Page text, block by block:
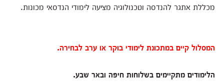
מכללת אתגר להנדסה וטכנולוגיה מציעה לימודי הנדסאי מכונות.
המסלול קיים במתכונת לימודי בוקר או ערב לבחירה.
הלימודים מתקיימים בשלוחות חיפה ובאר שבע.